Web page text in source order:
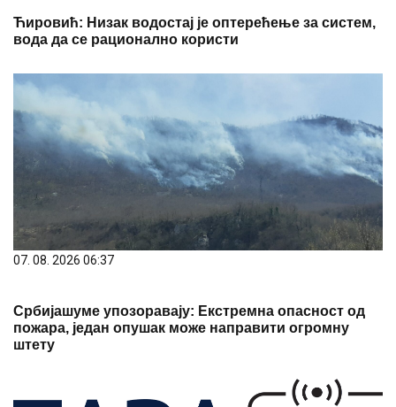
Ћировић: Низак водостај је оптерећење за систем,
вода да се рационално користи
07. 08. 2026 06:37
Србијашуме упозоравају: Екстремна опасност од
пожара, један опушак може направити огромну
штету